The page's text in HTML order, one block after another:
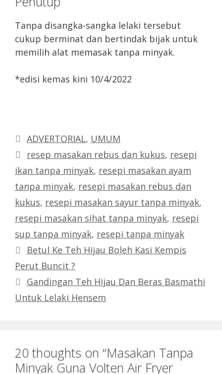
Tanpa disangka-sangka lelaki tersebut
cukup berminat dan bertindak bijak untuk
memilih alat memasak tanpa minyak.
*edisi kemas kini 10/4/2022
Categories
ADVERTORIAL, UMUM
Tags
resep masakan rebus dan kukus, resepi
ikan tanpa minyak, resepi masakan ayam
tanpa minyak, resepi masakan rebus dan
kukus, resepi masakan sayur tanpa minyak,
resepi masakan sihat tanpa minyak, resepi
sup tanpa minyak, resepi tanpa minyak
Betul Ke Teh Hijau Boleh Kasi Kempis
Perut Buncit ?
Gandingan Teh Hijau Dan Beras Basmathi
Untuk Lelaki Hensem
20 thoughts on “Masakan Tanpa
Minyak Guna Volten Air Fryer